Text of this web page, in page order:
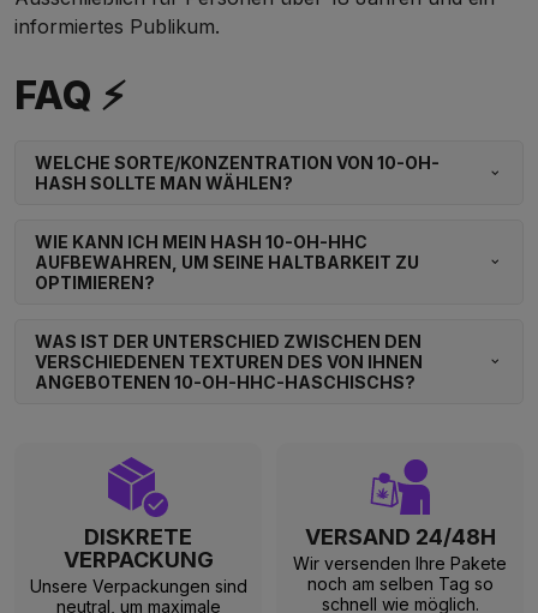
informiertes Publikum.
FAQ ⚡
WELCHE SORTE/KONZENTRATION VON 10-OH-
HASH SOLLTE MAN WÄHLEN?
WIE KANN ICH MEIN HASH 10-OH-HHC
AUFBEWAHREN, UM SEINE HALTBARKEIT ZU
OPTIMIEREN?
WAS IST DER UNTERSCHIED ZWISCHEN DEN
VERSCHIEDENEN TEXTUREN DES VON IHNEN
ANGEBOTENEN 10-OH-HHC-HASCHISCHS?
DISKRETE
VERPACKUNG
Unsere Verpackungen sind
neutral, um maximale
VERSAND 24/48H
Wir versenden Ihre Pakete
noch am selben Tag so
schnell wie möglich.